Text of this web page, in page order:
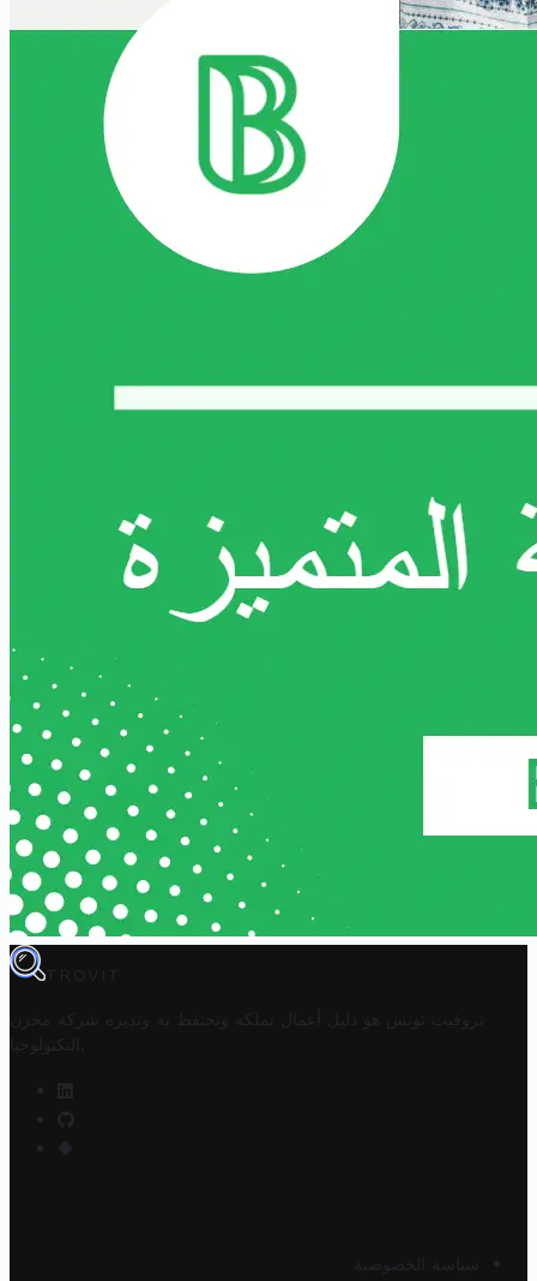
TROVIT
تروفيت تونس هو دليل أعمال تملكه وتحتفظ به وتديره
شركة مخزن
التكنولوجيا
سياسة الخصوصية